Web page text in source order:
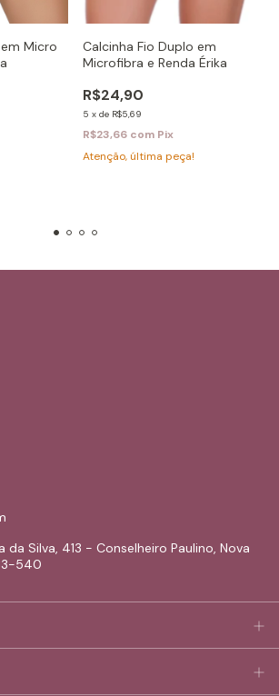
Micro
Calcinha Fio Duplo em
Microfibra e Renda Érika
R$24,90
5 x de R$5,69
R$23,66 com Pix
Atenção, última peça!
da Silva, 413 - Conselheiro Paulino, Nova
540